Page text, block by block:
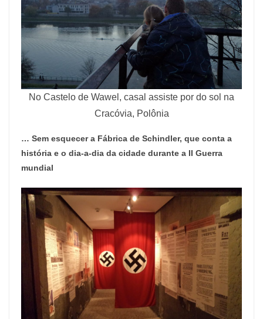
No Castelo de Wawel, casal assiste por do sol na
Cracóvia, Polônia
… Sem esquecer a Fábrica de Schindler, que conta a
história e o dia-a-dia da cidade durante a II Guerra
mundial